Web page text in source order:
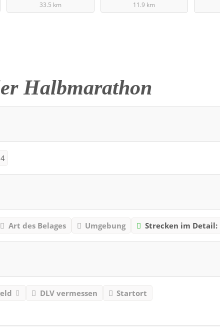
33.5 km
11.9 km
Halbmarathon
Art des Belages Umgebung Strecken im Detail:
DLV vermessen
Startort